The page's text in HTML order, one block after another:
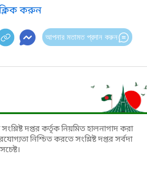
করুন
আপনার মতামত প্রদান করুন
দপ্তর কর্তৃক নিয়মিত হালনাগাদ করা
নিশ্চিত করতে সংশ্লিষ্ট দপ্তর সর্বদা
সচেষ্ট।